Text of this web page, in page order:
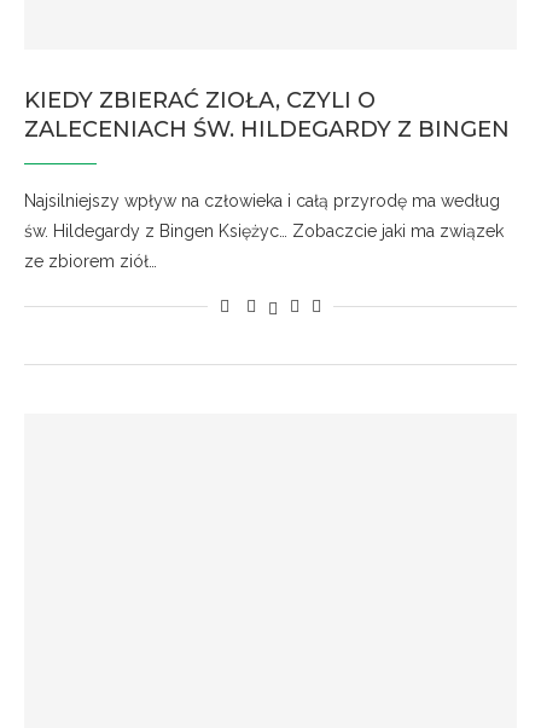
KIEDY ZBIERAĆ ZIOŁA, CZYLI O
ZALECENIACH ŚW. HILDEGARDY Z BINGEN
Najsilniejszy wpływ na człowieka i całą przyrodę ma według
św. Hildegardy z Bingen Księżyc… Zobaczcie jaki ma związek
ze zbiorem ziół…